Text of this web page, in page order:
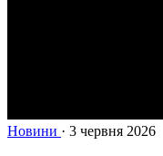
Новини · 3 червня 2026